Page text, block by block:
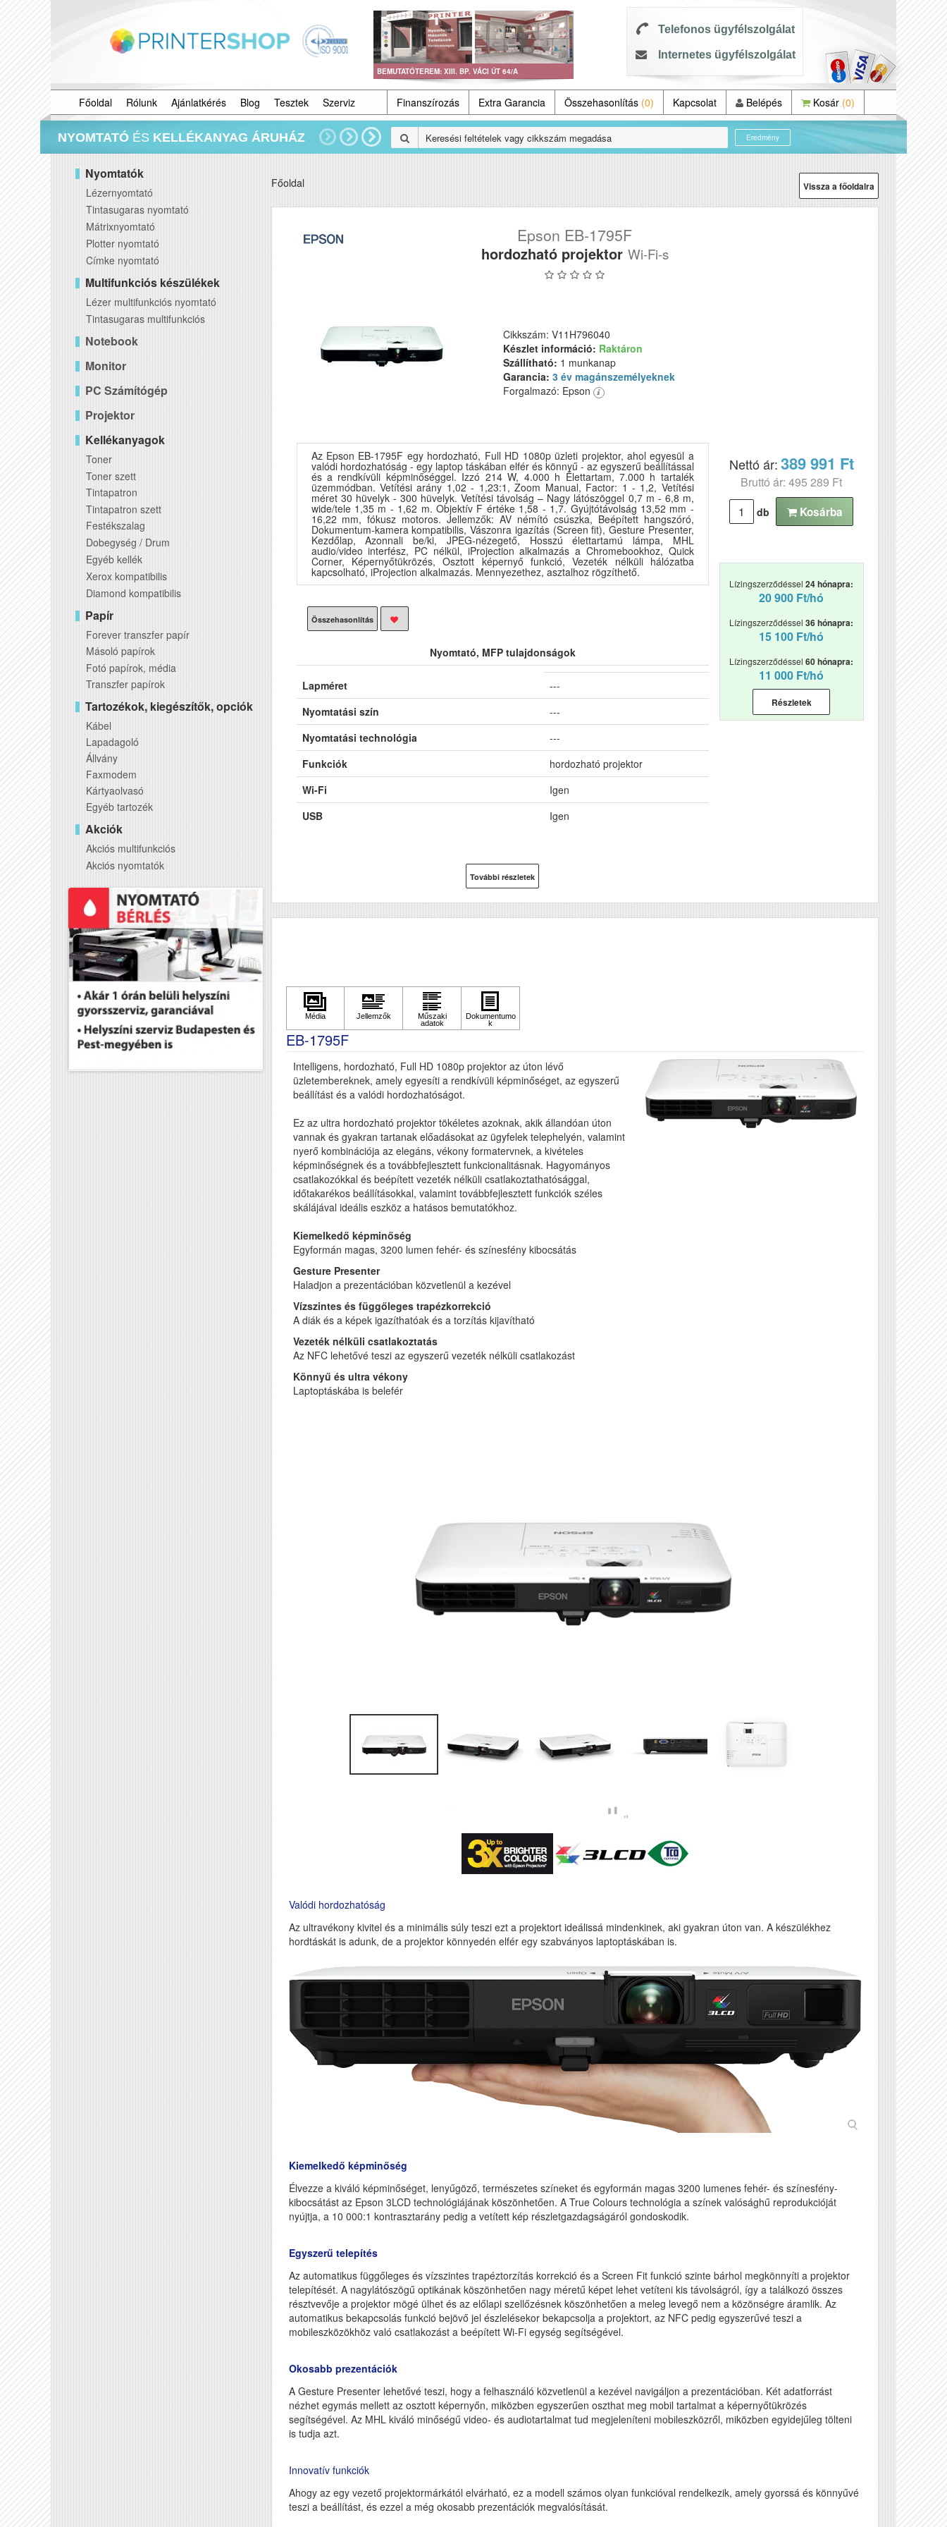
BEMUTATÓTEREM: XIII. BP. VÁCI ÚT 64/A
Telefonos ügyfélszolgálat
Internetes ügyfélszolgálat
Főoldal Rólunk Ajánlatkérés Blog Tesztek Szerviz Finanszírozás Extra Garancia Összehasonlítás (0) Kapcsolat Belépés Kosár (0)
NYOMTATÓ ÉS KELLÉKANYAG ÁRUHÁZ Eredmény
Nyomtatók
Lézernyomtató
Tintasugaras nyomtató
Mátrixnyomtató
Plotter nyomtató
Címke nyomtató
Multifunkciós készülékek
Lézer multifunkciós nyomtató
Tintasugaras multifunkciós
Notebook
Monitor
PC Számítógép
Projektor
Kellékanyagok
Toner
Toner szett
Tintapatron
Tintapatron szett
Festékszalag
Dobegység / Drum
Egyéb kellék
Xerox kompatibilis
Diamond kompatibilis
Papír
Forever transzfer papír
Másoló papírok
Fotó papírok, média
Transzfer papírok
Tartozékok, kiegészítők, opciók
Kábel
Lapadagoló
Állvány
Faxmodem
Kártyaolvasó
Egyéb tartozék
Akciók
Akciós multifunkciós
Akciós nyomtatók
Vissza a főoldalra
Főoldal
Epson EB-1795F
hordozható projektor Wi-Fi-s
Cikkszám: V11H796040
Készlet információ: Raktáron
Szállítható: 1 munkanap
Garancia: 3 év magánszemélyeknek
Forgalmazó: Epson
Az Epson EB-1795F egy hordozható, Full HD 1080p üzleti projektor, ahol egyesül a
valódi hordozhatóság - egy laptop táskában elfér és könnyű - az egyszerű beállítással
és a rendkívüli képminőséggel. Izzó 214 W, 4.000 h Élettartam, 7.000 h tartalék
üzemmódban. Vetítési arány 1,02 - 1,23:1, Zoom Manual, Factor: 1 - 1,2, Vetítési
méret 30 hüvelyk - 300 hüvelyk. Vetítési távolság – Nagy látószöggel 0,7 m - 6,8 m,
wide/tele 1,35 m - 1,62 m. Objektív F értéke 1,58 - 1,7. Gyújtótávolság 13,52 mm -
16,22 mm, fókusz motoros. Jellemzők: AV némító csúszka, Beépített hangszóró,
Dokumentum-kamera kompatibilis, Vászonra igazítás (Screen fit), Gesture Presenter,
Kezdőlap, Azonnali be/ki, JPEG-nézegető, Hosszú élettartamú lámpa, MHL
audio/video interfész, PC nélkül, iProjection alkalmazás a Chromebookhoz, Quick
Corner, Képernyőtükrözés, Osztott képernyő funkció, Vezeték nélküli hálózatba
kapcsolható, iProjection alkalmazás. Mennyezethez, asztalhoz rögzíthető.
Összehasonlítás
Nyomtató, MFP tulajdonságok
Lapméret
---
Nyomtatási szín
---
Nyomtatási technológia
---
Funkciók
hordozható projektor
Wi-Fi
Igen
USB
Igen
További részletek
Nettó ár:389 991 Ft
Bruttó ár: 495 289 Ft
db Kosárba
Lízingszerződéssel24 hónapra:
20 900 Ft/hó
Lízingszerződéssel36 hónapra:
15 100 Ft/hó
Lízingszerződéssel60 hónapra:
11 000 Ft/hó
Részletek
EB-1795F
Intelligens, hordozható, Full HD 1080p projektor az úton lévő
üzletembereknek, amely egyesíti a rendkívüli képminőséget, az egyszerű
beállítást és a valódi hordozhatóságot.
Ez az ultra hordozható projektor tökéletes azoknak, akik állandóan úton
vannak és gyakran tartanak előadásokat az ügyfelek telephelyén, valamint
nyerő kombinációja az elegáns, vékony formatervnek, a kivételes
képminőségnek és a továbbfejlesztett funkcionalitásnak. Hagyományos
csatlakozókkal és beépített vezeték nélküli csatlakoztathatósággal,
időtakarékos beállításokkal, valamint továbbfejlesztett funkciók széles
skálájával ideális eszköz a hatásos bemutatókhoz.
Kiemelkedő képminőség
Egyformán magas, 3200 lumen fehér- és színesfény kibocsátás
Gesture Presenter
Haladjon a prezentációban közvetlenül a kezével
Vízszintes és függőleges trapézkorrekció
A diák és a képek igazíthatóak és a torzítás kijavítható
Vezeték nélküli csatlakoztatás
Az NFC lehetővé teszi az egyszerű vezeték nélküli csatlakozást
Könnyű és ultra vékony
Laptoptáskába is belefér
Valódi hordozhatóság
Az ultravékony kivitel és a minimális súly teszi ezt a projektort ideálissá mindenkinek, aki gyakran úton van. A készülékhez
hordtáskát is adunk, de a projektor könnyedén elfér egy szabványos laptoptáskában is.
Kiemelkedő képminőség
Élvezze a kiváló képminőséget, lenyűgöző, természetes színeket és egyformán magas 3200 lumenes fehér- és színesfény-
kibocsátást az Epson 3LCD technológiájának köszönhetően. A True Colours technológia a színek valósághű reprodukcióját
nyújtja, a 10 000:1 kontrasztarány pedig a vetített kép részletgazdagságáról gondoskodik.
Egyszerű telepítés
Az automatikus függőleges és vízszintes trapéztorzítás korrekció és a Screen Fit funkció szinte bárhol megkönnyíti a projektor
telepítését. A nagylátószögű optikának köszönhetően nagy méretű képet lehet vetíteni kis távolságról, így a találkozó összes
résztvevője a projektor mögé ülhet és az előlapi szellőzésnek köszönhetően a meleg levegő nem a közönségre áramlik. Az
automatikus bekapcsolás funkció bejövő jel észlelésekor bekapcsolja a projektort, az NFC pedig egyszerűvé teszi a
mobileszközökhöz való csatlakozást a beépített Wi-Fi egység segítségével.
Okosabb prezentációk
A Gesture Presenter lehetővé teszi, hogy a felhasználó közvetlenül a kezével navigáljon a prezentációban. Két adatforrást
nézhet egymás mellett az osztott képernyőn, miközben egyszerűen oszthat meg mobil tartalmat a képernyőtükrözés
segítségével. Az MHL kiváló minőségű video- és audiotartalmat tud megjeleníteni mobileszközről, miközben egyidejűleg tölteni
is tudja azt.
Innovatív funkciók
Ahogy az egy vezető projektormárkától elvárható, ez a modell számos olyan funkcióval rendelkezik, amely gyorssá és könnyűvé
teszi a beállítást, és ezzel a még okosabb prezentációk megvalósítását.